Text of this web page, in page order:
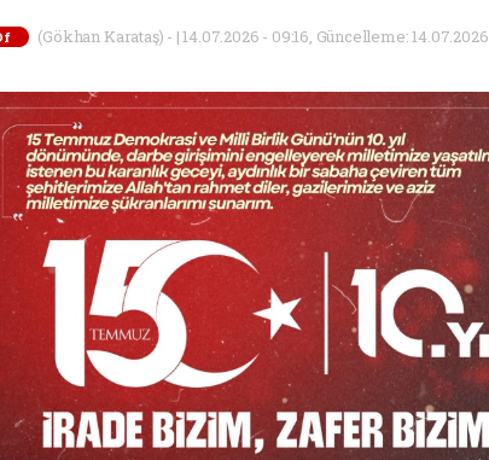
(Gökhan Karataş) - | 14.07.2026 - 09:16, Güncelleme: